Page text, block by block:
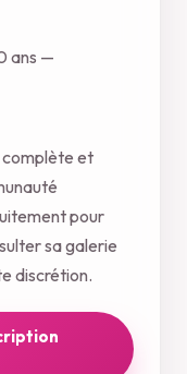
ans —
complète et
pour
sa galerie
discrétion.